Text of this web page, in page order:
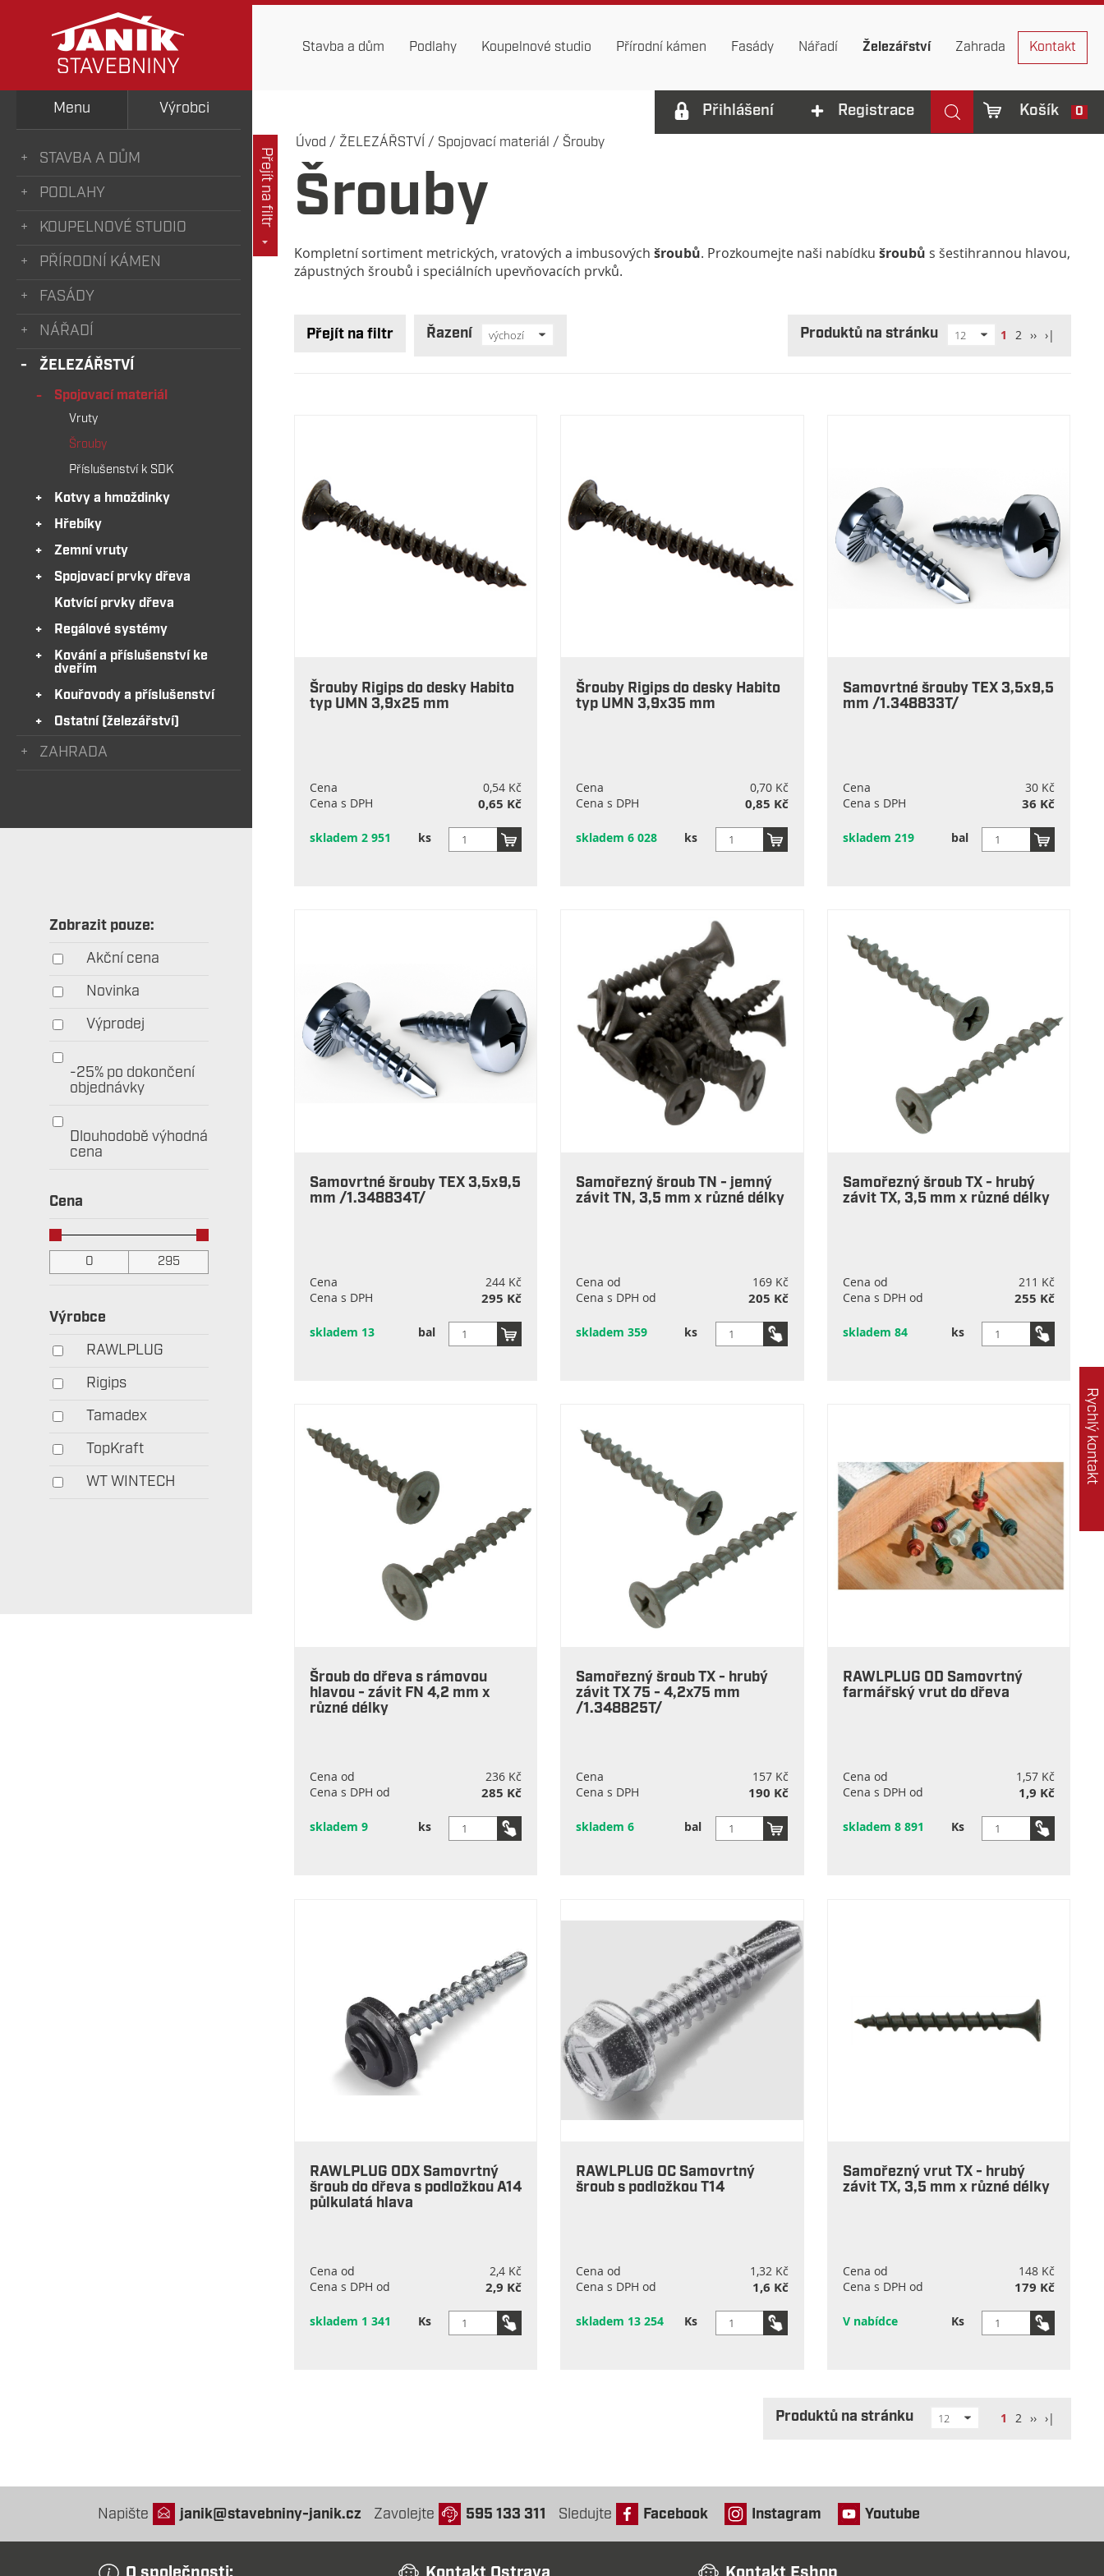
Stavba a dům Podlahy Koupelnové studio Přírodní kámen Fasády Nářadí Železářství Zahrada Kontakt
Přihlášení Registrace Košík 0
Menu Výrobci
STAVBA A DŮM
PODLAHY
KOUPELNOVÉ STUDIO
PŘÍRODNÍ KÁMEN
FASÁDY
NÁŘADÍ
ŽELEZÁŘSTVÍ
Spojovací materiál
Vruty
Šrouby
Příslušenství k SDK
Kotvy a hmoždinky
Hřebíky
Zemní vruty
Spojovací prvky dřeva
Kotvící prvky dřeva
Regálové systémy
Kování a příslušenství ke
dveřím
Kouřovody a příslušenství
Ostatní (železářství)
ZAHRADA
Přejít na filtr
Zobrazit pouze:
Akční cena
Novinka
Výprodej
-25% po dokončení
objednávky
Dlouhodobě výhodná
cena
Cena
Výrobce
RAWLPLUG
Rigips
Tamadex
TopKraft
WT WINTECH
Úvod / ŽELEZÁŘSTVÍ / Spojovací materiál / Šrouby
Šrouby
Kompletní sortiment metrických, vratových a imbusových šroubů. Prozkoumejte naši nabídku šroubů s šestihrannou hlavou,
zápustných šroubů i speciálních upevňovacích prvků.
Přejít na filtr Řazení výchozí Produktů na stránku 12 1 2 ›› ›|
Šrouby Rigips do desky Habito
typ UMN 3,9x25 mm
Cena
0,54 Kč
Cena s DPH
0,65 Kč
skladem 2 951 ks
Šrouby Rigips do desky Habito
typ UMN 3,9x35 mm
Cena
0,70 Kč
Cena s DPH
0,85 Kč
skladem 6 028 ks
Samovrtné šrouby TEX 3,5x9,5
mm /1.348833T/
Cena
30 Kč
Cena s DPH
36 Kč
skladem 219 bal
Samovrtné šrouby TEX 3,5x9,5
mm /1.348834T/
Cena
244 Kč
Cena s DPH
295 Kč
skladem 13 bal
Samořezný šroub TN - jemný
závit TN, 3,5 mm x různé délky
Cena od
169 Kč
Cena s DPH od
205 Kč
skladem 359 ks
Samořezný šroub TX - hrubý
závit TX, 3,5 mm x různé délky
Cena od
211 Kč
Cena s DPH od
255 Kč
skladem 84 ks
Šroub do dřeva s rámovou
hlavou - závit FN 4,2 mm x
různé délky
Cena od
236 Kč
Cena s DPH od
285 Kč
skladem 9 ks
Samořezný šroub TX - hrubý
závit TX 75 - 4,2x75 mm
/1.348825T/
Cena
157 Kč
Cena s DPH
190 Kč
skladem 6 bal
RAWLPLUG OD Samovrtný
farmářský vrut do dřeva
Cena od
1,57 Kč
Cena s DPH od
1,9 Kč
skladem 8 891 Ks
RAWLPLUG ODX Samovrtný
šroub do dřeva s podložkou A14
půlkulatá hlava
Cena od
2,4 Kč
Cena s DPH od
2,9 Kč
skladem 1 341 Ks
RAWLPLUG OC Samovrtný
šroub s podložkou T14
Cena od
1,32 Kč
Cena s DPH od
1,6 Kč
skladem 13 254 Ks
Samořezný vrut TX - hrubý
závit TX, 3,5 mm x různé délky
Cena od
148 Kč
Cena s DPH od
179 Kč
V nabídce Ks
Produktů na stránku 12 1 2 ›› ›|
Napište janik@stavebniny-janik.cz Zavolejte 595 133 311 Sledujte Facebook Instagram Youtube
Rychlý kontakt